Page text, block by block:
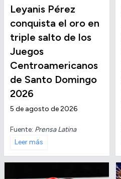
Leyanis Pérez
conquista el oro en
triple salto de los
Juegos
Centroamericanos
de Santo Domingo
2026
5 de agosto de 2026
Fuente: Prensa Latina
Leer más